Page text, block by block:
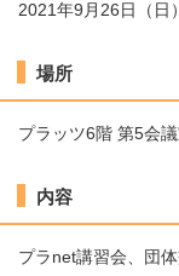
2021年9月26日（日
場所
プラッツ6階 第5会
内容
プラnet講習会、団